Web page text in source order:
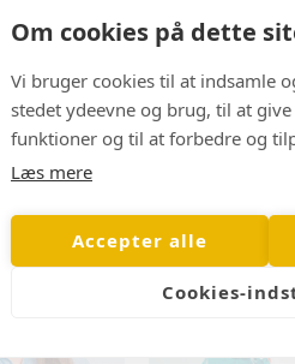
Om cookies på dette
Vi bruger cookies til at indsamle
stedet ydeevne og brug, til at
funktioner og til at forbedre og
Læs mere
Accepter alle
Cookies-